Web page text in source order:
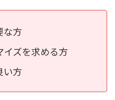
な方
イズを求める方
い方